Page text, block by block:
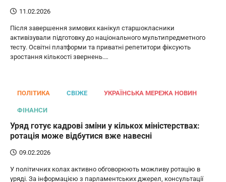
11.02.2026
Після завершення зимових канікул старшокласники
активізували підготовку до національного мультипредметного
тесту. Освітні платформи та приватні репетитори фіксують
зростання кількості звернень.…
ПОЛІТИКА СВІЖЕ УКРАЇНСЬКА МЕРЕЖА НОВИН
ФІНАНСИ
Уряд готує кадрові зміни у кількох міністерствах:
ротація може відбутися вже навесні
09.02.2026
У політичних колах активно обговорюють можливу ротацію в
уряді. За інформацією з парламентських джерел, консультації